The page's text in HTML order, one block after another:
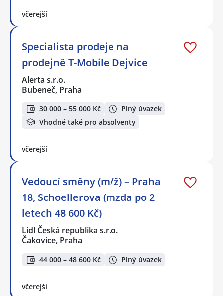
včerejší
Specialista prodeje na
prodejně T-Mobile Dejvice
Alerta s.r.o.
Bubeneč, Praha
30 000 – 55 000 Kč
Plný úvazek
Vhodné také pro absolventy
včerejší
Vedoucí směny (m/ž) – Praha
18, Schoellerova (mzda po 2
letech 48 600 Kč)
Lidl Česká republika s.r.o.
Čakovice, Praha
44 000 – 48 600 Kč Plný úvazek
včerejší